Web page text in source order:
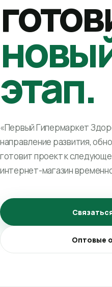
этап.
«Первый Гипермаркет
направление развития,
готовит проект к
интернет-магазин
Оптовые